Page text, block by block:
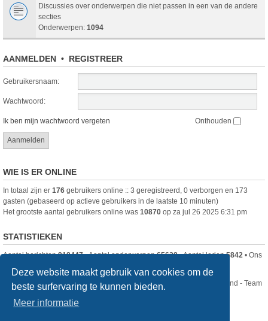
Deze website maakt gebruik van cookies om de
beste surfervaring te kunnen bieden.
Meer informatie
Discussies over onderwerpen die niet passen in een van de andere
secties
Onderwerpen: 1094
AANMELDEN • REGISTREER
Gebruikersnaam:
Wachtwoord:
Ik ben mijn wachtwoord vergeten Onthouden
WIE IS ER ONLINE
In totaal zijn er 176 gebruikers online :: 3 geregistreerd, 0 verborgen en 173
gasten (gebaseerd op actieve gebruikers in de laatste 10 minuten)
Het grootste aantal gebruikers online was 10870 op za jul 26 2025 6:31 pm
STATISTIEKEN
Aantal berichten918447• Aantal onderwerpen65628• Aantal leden5842 • Ons
Nikon Club Nederland - Team
Forum